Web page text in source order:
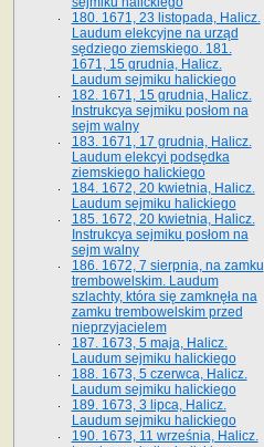
180. 1671, 23 listopada, Halicz.
Laudum elekcyjne na urząd
sędziego ziemskiego. 181.
1671, 15 grudnia, Halicz.
Laudum sejmiku halickiego
182. 1671, 15 grudnia, Halicz.
Instrukcya sejmiku posłom na
sejm walny
183. 1671, 17 grudnia, Halicz.
Laudum elekcyi podsędka
ziemskiego halickiego
184. 1672, 20 kwietnia, Halicz.
Laudum sejmiku halickiego
185. 1672, 20 kwietnia, Halicz.
Instrukcya sejmiku posłom na
sejm walny
186. 1672, 7 sierpnia, na zamku
trembowelskim. Laudum
szlachty, która się zamknęła na
zamku trembowelskim przed
nieprzyjacielem
187. 1673, 5 maja, Halicz.
Laudum sejmiku halickiego
188. 1673, 5 czerwca, Halicz.
Laudum sejmiku halickiego
189. 1673, 3 lipca, Halicz.
Laudum sejmiku halickiego
190. 1673, 11 września, Halicz.